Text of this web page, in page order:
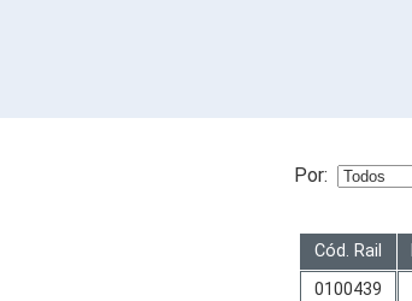
Por:
Cód. Rail
0100439